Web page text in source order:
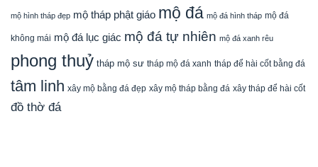
mộ hình tháp đẹp mộ tháp phật giáo mộ đá mộ đá hình tháp mộ đá
không mái mộ đá lục giác mộ đá tự nhiên mộ đá xanh rêu
phong thuỷ tháp mộ sư tháp mộ đá xanh tháp để hài cốt bằng đá
tâm linh xây mộ bằng đá đẹp xây mộ tháp bằng đá xây tháp để hài cốt
đồ thờ đá